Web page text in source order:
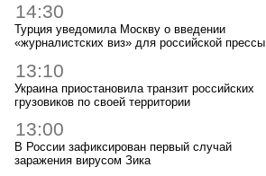
14:30
Турция уведомила Москву о введении
«журналистских виз» для российской прессы
13:10
Украина приостановила транзит российских
грузовиков по своей территории
13:00
В России зафиксирован первый случай
заражения вирусом Зика